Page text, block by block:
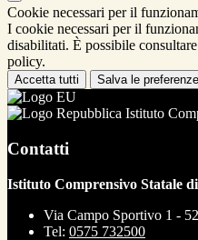
Cookie necessari per il
I cookie necessari per il
disabilitati. È possibile
policy.
Accetta tutti Salva le preferenze
Istituto
Contatti
Istituto Comprensivo Statale
Via Campo Sportivo 1 -
Tel: 0575 732500